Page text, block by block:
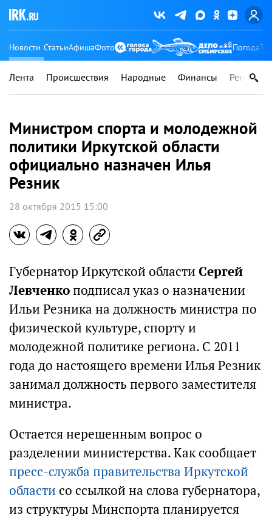
Новости СтатьиАфишаФото Погода
Лента Происшествия Народные Финансы Регионы
Министром спорта и молодежной
политики Иркутской области
официально назначен Илья
Резник
28 октября 2015 15:00
Губернатор Иркутской области Сергей
Левченкоподписал указ о назначении
Ильи Резника на должность министра по
физической культуре, спорту и
молодежной политике региона. С 2011
года до настоящего времени Илья Резник
занимал должность первого заместителя
министра.
Остается нерешенным вопрос о
разделении министерства. Как сообщает
пресс-служба правительства Иркутской
области со ссылкой на слова губернатора,
из структуры Минспорта планируется